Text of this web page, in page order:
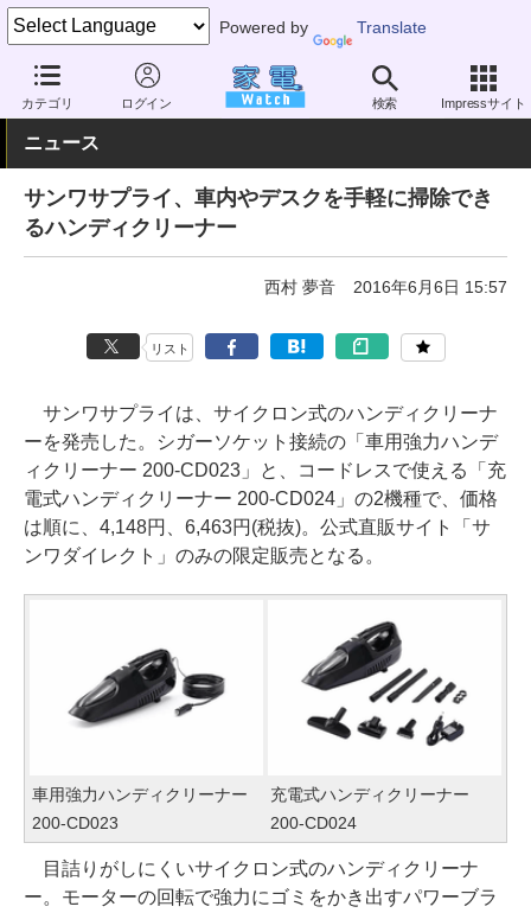
Powered by Translate
カテゴリ ログイン 検索 Impressサイト
家電 Watch 生活家電 掃除機 ハンディクリーナー
ニュース
サンワサプライ、車内やデスクを手軽に掃除でき
るハンディクリーナー
西村 夢音 2016年6月6日 15:57
リスト
サンワサプライは、サイクロン式のハンディクリーナ
ーを発売した。シガーソケット接続の「車用強力ハンデ
ィクリーナー 200-CD023」と、コードレスで使える「充
電式ハンディクリーナー 200-CD024」の2機種で、価格
は順に、4,148円、6,463円(税抜)。公式直販サイト「サ
ンワダイレクト」のみの限定販売となる。
車用強力ハンディクリーナー
200-CD023
充電式ハンディクリーナー
200-CD024
目詰りがしにくいサイクロン式のハンディクリーナ
ー。モーターの回転で強力にゴミをかき出すパワーブラ